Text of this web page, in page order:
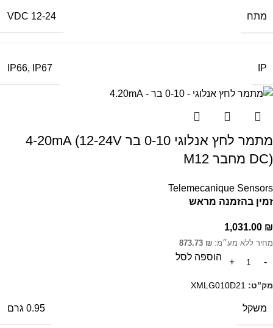
מתח 12-24 VDC
IP
IP66, IP67
מתמר לחץ אנלוגי 0-10 בר 4-20mA (12-24V
DC) מחבר M12
Telemecanique Sensors
זמין בהזמנה מראש
1,031.00 ₪
מחיר ללא מע״מ: 873.73 ₪
הוספה לסל
מק”ט: XMLG010D21
משקל 0.95 גרם